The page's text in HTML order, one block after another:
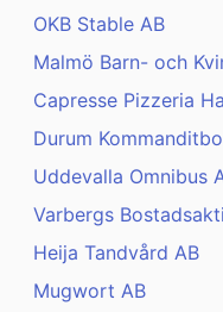
OKB Stable AB
Malmö Barn- och
Capresse Pizzeria
Durum
Uddevalla Omnibus
Varbergs
Heija Tandvård AB
Mugwort AB